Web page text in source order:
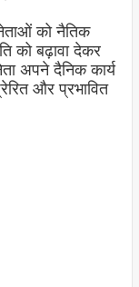
को नैतिक
को बढ़ावा देकर
अपने दैनिक कार्य
और प्रभावित